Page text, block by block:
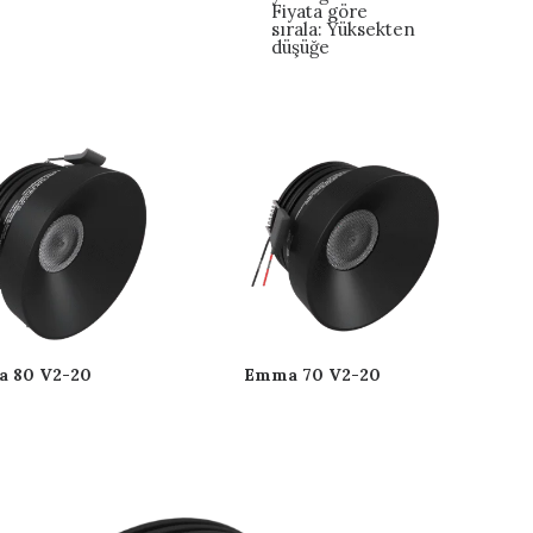
Fiyata göre
sırala: Yüksekten
düşüğe
80 V2-20 Emma 70 V2-20